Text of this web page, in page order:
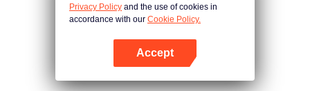
Privacy Policy and the use of cookies in
accordance with our Cookie Policy.
Accept